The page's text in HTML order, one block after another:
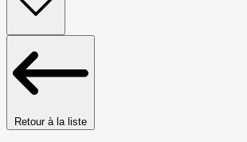
Retour à la liste